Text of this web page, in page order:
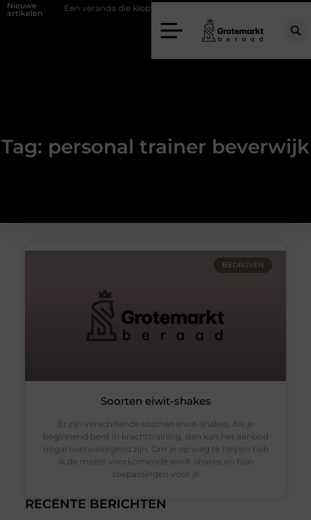
Nieuwe
artikelen Een veranda die klopt begint bij slimme keuzes
Tag: personal trainer beverwijk
RECENTE BERICHTEN
BEDRIJVEN
Soorten eiwit-shakes
Er zijn verschillende soorten eiwit-shakes. Als je
beginnend bent in krachttraining, dan kan het aanbod
nogal overweldigend zijn. Om je op weg te helpen heb
ik de meest voorkomende eiwit-shakes en hun
toepassingen voor je